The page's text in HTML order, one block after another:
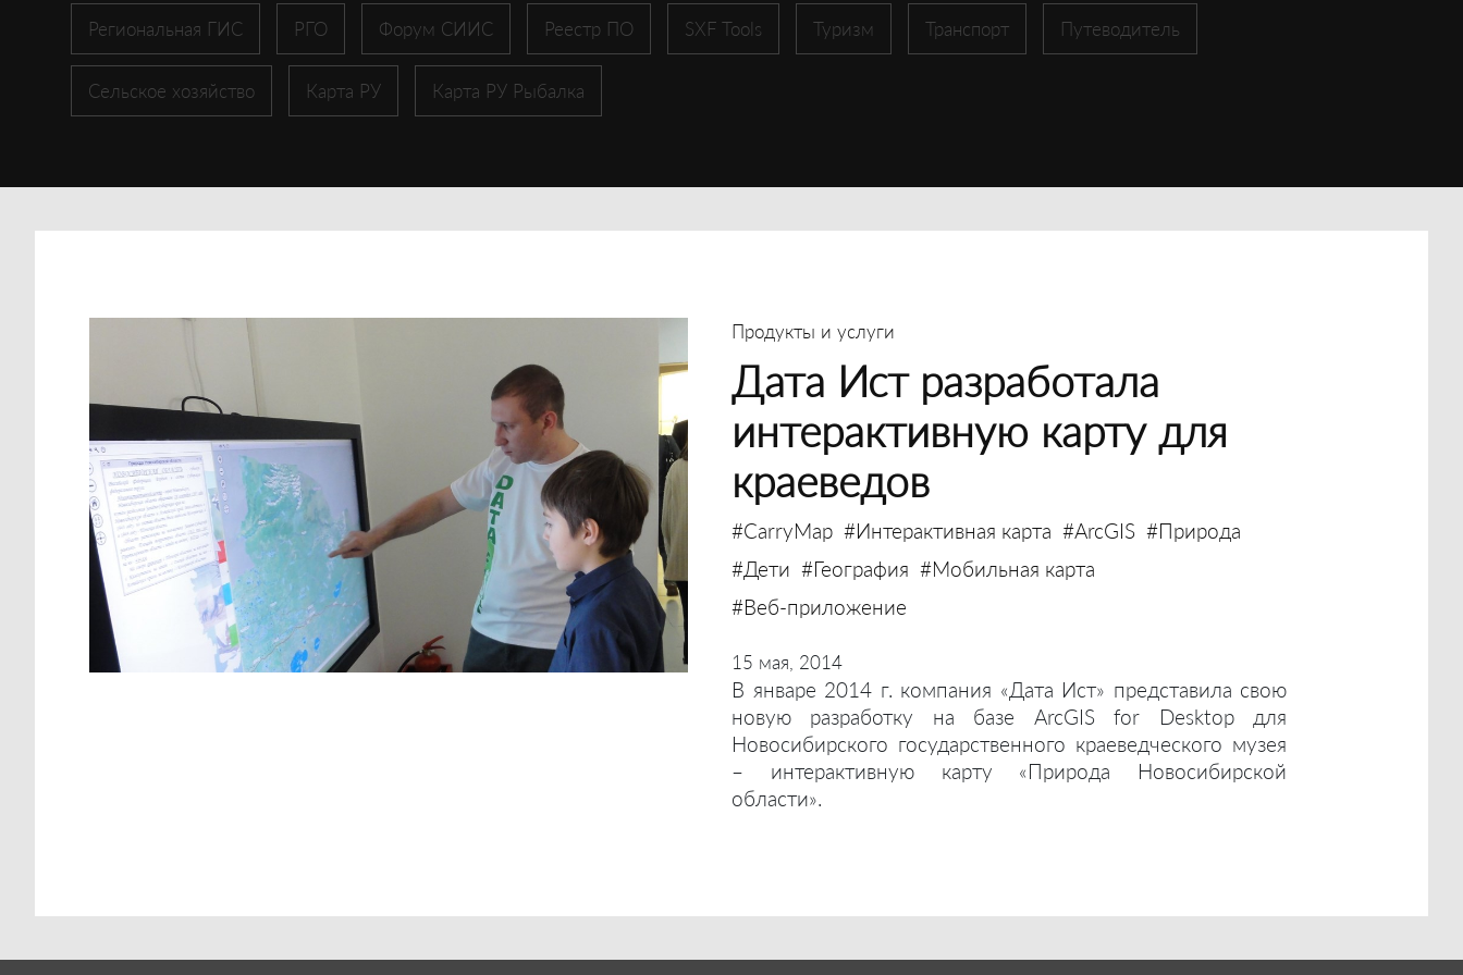
Региональная ГИС РГО Форум СИИС Реестр ПО SXF Tools Туризм Транспорт Путеводитель
Сельское хозяйство Карта РУ Карта РУ Рыбалка
Продукты и услуги
Дата Ист разработала
интерактивную карту для
краеведов
#CarryMap #Интерактивная карта #ArcGIS #Природа
#Дети #География #Мобильная карта
#Веб-приложение
15 мая, 2014
В январе 2014 г. компания «Дата Ист» представила свою
новую разработку на базе ArcGIS for Desktop для
Новосибирского государственного краеведческого музея
– интерактивную карту «Природа Новосибирской
области».